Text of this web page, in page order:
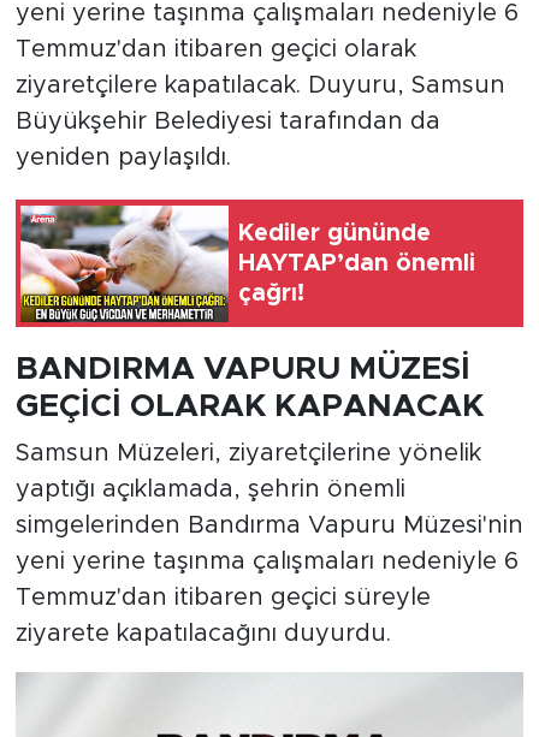
yeni yerine taşınma çalışmaları nedeniyle 6
Temmuz'dan itibaren geçici olarak
ziyaretçilere kapatılacak. Duyuru, Samsun
Büyükşehir Belediyesi tarafından da
yeniden paylaşıldı.
Kediler gününde
HAYTAP’dan önemli
çağrı!
BANDIRMA VAPURU MÜZESİ
GEÇİCİ OLARAK KAPANACAK
Samsun Müzeleri, ziyaretçilerine yönelik
yaptığı açıklamada, şehrin önemli
simgelerinden Bandırma Vapuru Müzesi'nin
yeni yerine taşınma çalışmaları nedeniyle 6
Temmuz'dan itibaren geçici süreyle
ziyarete kapatılacağını duyurdu.